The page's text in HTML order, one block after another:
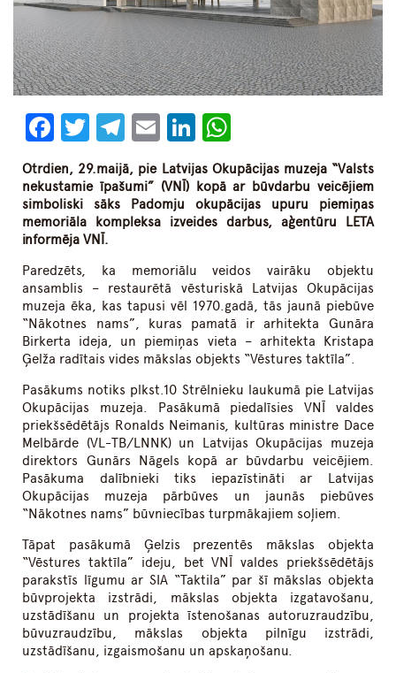
Facebook
Twitter
Telegram
EmailLinkedIn
Otrdien, 29.maijā, pie Latvijas Okupācijas muzeja “Valsts
nekustamie īpašumi” (VNĪ) kopā ar būvdarbu veicējiem
simboliski sāks Padomju okupācijas upuru piemiņas
memoriāla kompleksa izveides darbus, aģentūru LETA
informēja VNĪ.
Paredzēts, ka memoriālu veidos vairāku objektu
ansamblis – restaurētā vēsturiskā Latvijas Okupācijas
muzeja ēka, kas tapusi vēl 1970.gadā, tās jaunā piebūve
“Nākotnes nams”, kuras pamatā ir arhitekta Gunāra
Birkerta ideja, un piemiņas vieta – arhitekta Kristapa
Ģelža radītais vides mākslas objekts “Vēstures taktīla”.
Pasākums notiks plkst.10 Strēlnieku laukumā pie Latvijas
Okupācijas muzeja. Pasākumā piedalīsies VNĪ valdes
priekšsēdētājs Ronalds Neimanis, kultūras ministre Dace
Melbārde (VL-TB/LNNK) un Latvijas Okupācijas muzeja
direktors Gunārs Nāgels kopā ar būvdarbu veicējiem.
Pasākuma dalībnieki tiks iepazīstināti ar Latvijas
Okupācijas muzeja pārbūves un jaunās piebūves
“Nākotnes nams” būvniecības turpmākajiem soļiem.
Tāpat pasākumā Ģelzis prezentēs mākslas objekta
“Vēstures taktīla” ideju, bet VNĪ valdes priekšsēdētājs
parakstīs līgumu ar SIA “Taktila” par šī mākslas objekta
būvprojekta izstrādi, mākslas objekta izgatavošanu,
uzstādīšanu un projekta īstenošanas autoruzraudzību,
būvuzraudzību, mākslas objekta pilnīgu izstrādi,
uzstādīšanu, izgaismošanu un apskaņošanu.